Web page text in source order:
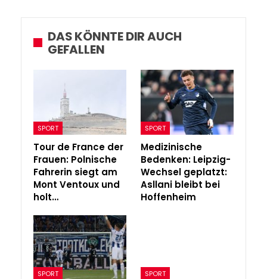
DAS KÖNNTE DIR AUCH
GEFALLEN
SPORT
Tour de France der
Frauen: Polnische
Fahrerin siegt am
Mont Ventoux und
holt…
SPORT
Medizinische
Bedenken: Leipzig-
Wechsel geplatzt:
Asllani bleibt bei
Hoffenheim
SPORT SPORT